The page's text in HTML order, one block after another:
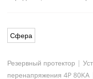
Сфера
Резервный протектор |
перенапряжения 4P 80KA